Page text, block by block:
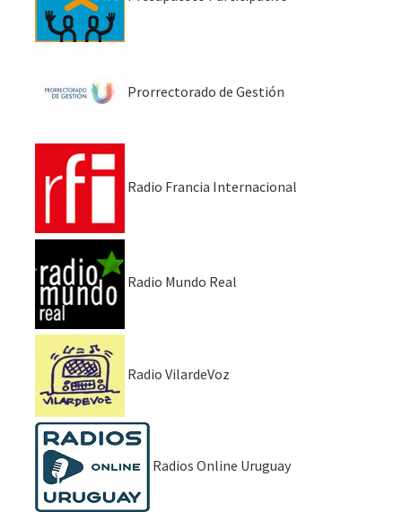
Prorrectorado de Gestión
Radio Francia Internacional
Radio Mundo Real
Radio VilardeVoz
Radios Online Uruguay